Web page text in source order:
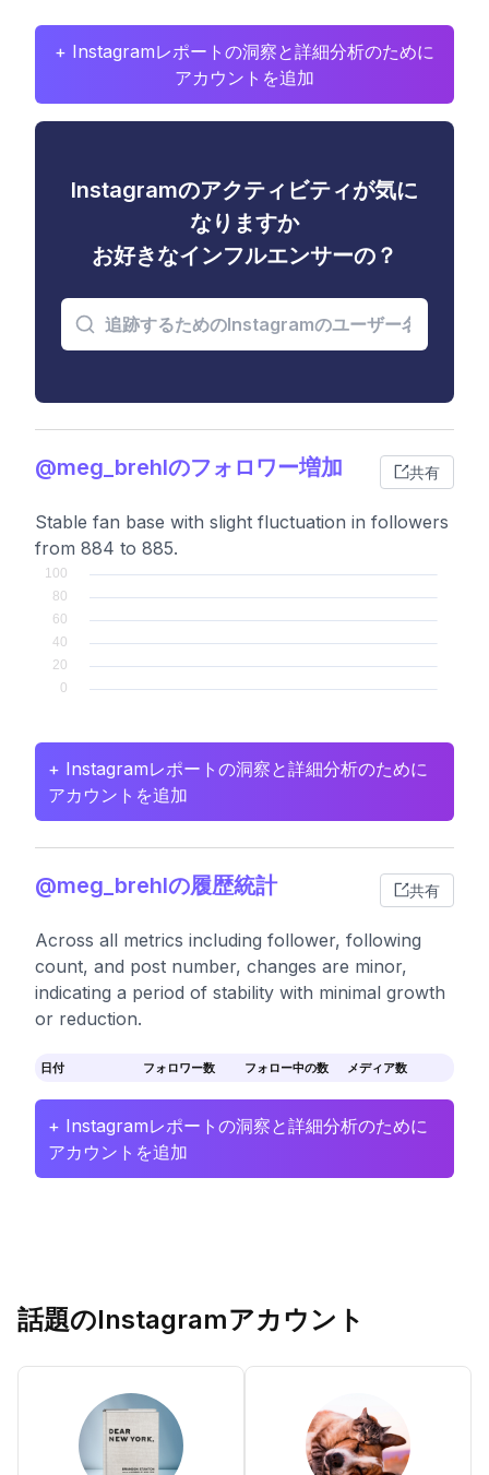
+ Instagramレポートの洞察と詳細分析のために
アカウントを追加
Instagramのアクティビティが気に
なりますか
お好きなインフルエンサーの？
@meg_brehlのフォロワー増加 共有
Stable fan base with slight fluctuation in followers
from 884 to 885.
+ Instagramレポートの洞察と詳細分析のために
アカウントを追加
@meg_brehlの履歴統計 共有
Across all metrics including follower, following
count, and post number, changes are minor,
indicating a period of stability with minimal growth
or reduction.
日付 フォロワー数 フォロー中の数 メディア数
+ Instagramレポートの洞察と詳細分析のために
アカウントを追加
話題のInstagramアカウント